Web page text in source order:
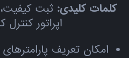
کلمات کلیدی: ثبت کیفیت،
اپراتور
امکان تعریف